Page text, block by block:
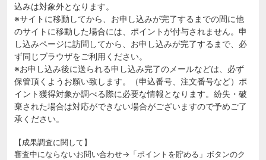
込みは対象外となります。
※サイトに移動してから、お申し込みが完了するまでの間に他
のサイトに移動した場合には、ポイントが付与されません。申
し込みページに訪問してから、お申し込みが完了するまで、必
ず同じブラウザをご利用ください。
※お申し込み後に送られる申し込み完了のメールなどは、必ず
保管頂くようお願い致します。（申込番号、注文番号など）ポ
イント獲得対象か調べる際に必要な情報となります。紛失・破
棄された場合は対応ができない場合がございますので予めご了
承ください。
【成果調査に関して】
審査中にならないお問い合わせ→「ポイントを貯める」ボタンのク